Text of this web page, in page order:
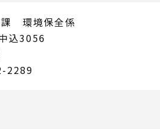
環境保全係
込3056
2289